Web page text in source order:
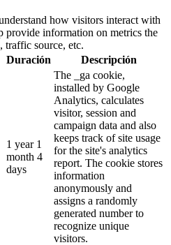
how visitors interact with
provide information on metrics the
traffic source, etc.
Duración Descripción
1 year 1
month 4
days
The _ga cookie,
installed by Google
Analytics, calculates
visitor, session and
campaign data and also
keeps track of site usage
for the site's analytics
report. The cookie stores
information
anonymously and
assigns a randomly
generated number to
recognize unique
visitors.